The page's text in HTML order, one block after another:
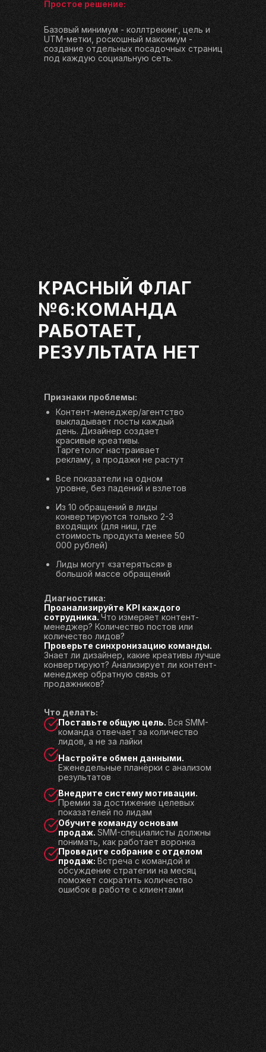
Простое решение:
Базовый минимум - коллтрекинг, цель и
UTM-метки, роскошный максимум -
создание отдельных посадочных страниц
под каждую социальную сеть.
КРАСНЫЙ ФЛАГ
№6:КОМАНДА
РАБОТАЕТ,
РЕЗУЛЬТАТА НЕТ
Признаки проблемы:
Контент-менеджер/агентство
выкладывает посты каждый
день. Дизайнер создает
красивые креативы.
Таргетолог настраивает
рекламу, а продажи не растут
Все показатели на одном
уровне, без падений и взлетов
Из 10 обращений в лиды
конвертируются только 2-3
входящих (для ниш, где
стоимость продукта менее 50
000 рублей)
Лиды могут «затеряться» в
большой массе обращений
Диагностика:
Проанализируйте KPI каждого
сотрудника. Что измеряет контент-
менеджер? Количество постов или
количество лидов?
Проверьте синхронизацию команды.
Знает ли дизайнер, какие креативы лучше
конвертируют? Анализирует ли контент-
менеджер обратную связь от
продажников?
Что делать:
Поставьте общую цель. Вся SMM-
команда отвечает за количество
лидов, а не за лайки
Настройте обмен данными.
Еженедельные планёрки с анализом
результатов
Внедрите систему мотивации.
Премии за достижение целевых
показателей по лидам
Обучите команду основам
продаж. SMM-специалисты должны
понимать, как работает воронка
Проведите собрание с отделом
продаж: Встреча с командой и
обсуждение стратегии на месяц
поможет сократить количество
ошибок в работе с клиентами